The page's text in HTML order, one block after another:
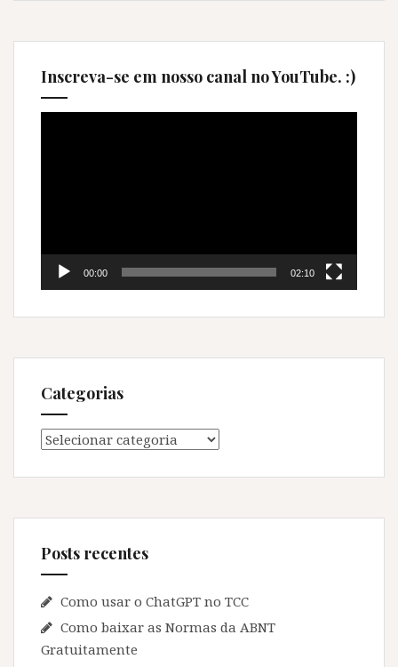
Inscreva-se em nosso canal no YouTube. :)
00:00 02:10
Categorias
Categorias
Posts recentes
Como usar o ChatGPT no TCC
Como baixar as Normas da ABNT
Gratuitamente